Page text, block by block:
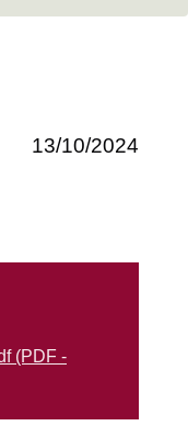
13/10/2024
(PDF -